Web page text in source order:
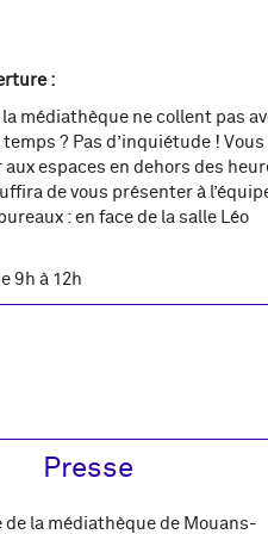
:
médiathèque ne collent pas
? Pas d’inquiétude ! Vous
aux espaces en dehors des
de vous présenter à
: en face de la salle Léo
9h à 12h
Presse
de la médiathèque de Mouans-